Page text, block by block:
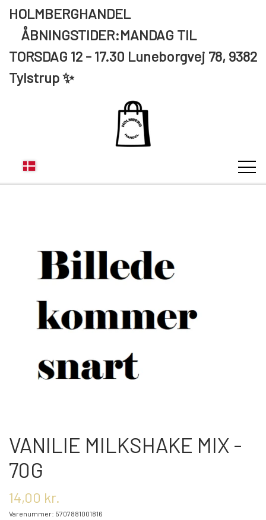
HOLMBERGHANDEL
ÅBNINGSTIDER:MANDAG TIL
TORSDAG 12 - 17.30 Luneborgvej 78, 9382
Tylstrup ✨
OM OS
KONTAKT OS
MARKEDER
KATEGORIER
VANILIE MILKSHAKE MIX -
70G
14,00 kr.
Varenummer: 5707881001816